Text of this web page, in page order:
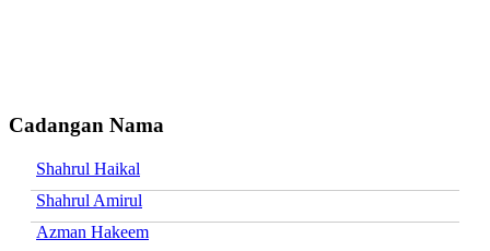
Cadangan Nama
Shahrul Haikal
Shahrul Amirul
Azman Hakeem